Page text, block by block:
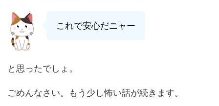
これで安心だニャー
と思ったでしょ。
ごめんなさい。もう少し怖い話が続きます。